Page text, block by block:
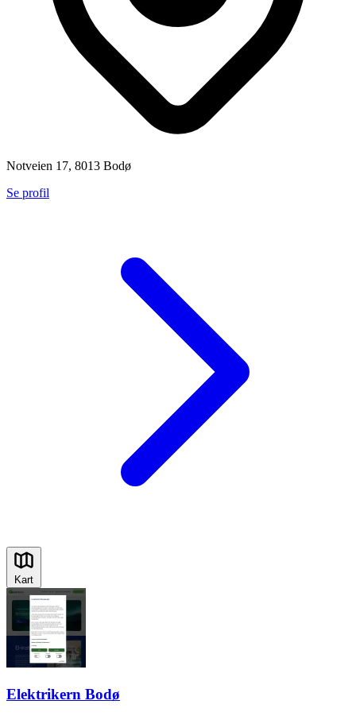
Notveien 17, 8013 Bodø
Se profil
Kart
Elektrikern Bodø